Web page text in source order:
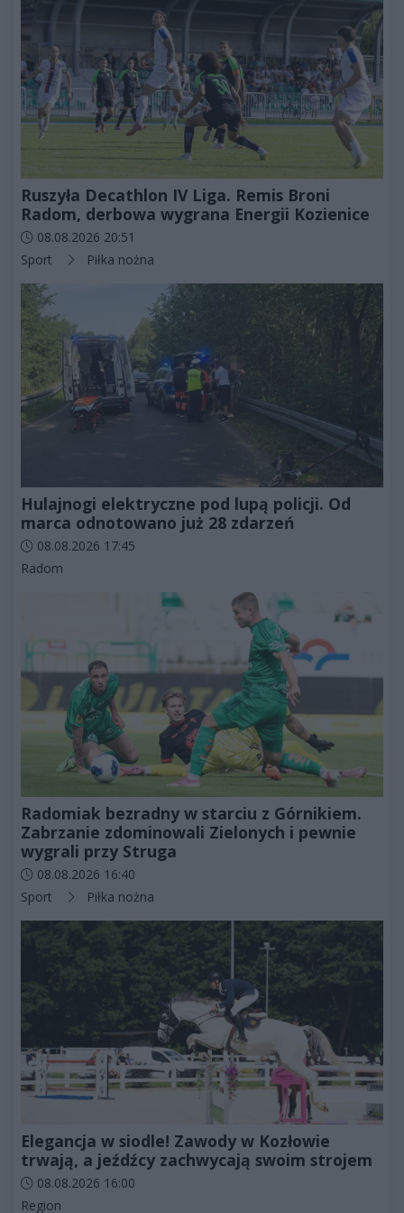
Ruszyła Decathlon IV Liga. Remis Broni
Radom, derbowa wygrana Energii Kozienice
Data dodania artykułu:
08.08.2026 20:51
Kategorie artykułu:
Sport Piłka nożna
Hulajnogi elektryczne pod lupą policji. Od
marca odnotowano już 28 zdarzeń
Data dodania artykułu:
08.08.2026 17:45
Kategorie artykułu:
Radom
Radomiak bezradny w starciu z Górnikiem.
Zabrzanie zdominowali Zielonych i pewnie
wygrali przy Struga
Data dodania artykułu:
08.08.2026 16:40
Kategorie artykułu:
Sport Piłka nożna
Elegancja w siodle! Zawody w Kozłowie
trwają, a jeźdźcy zachwycają swoim strojem
Data dodania artykułu:
08.08.2026 16:00
Kategorie artykułu:
Region